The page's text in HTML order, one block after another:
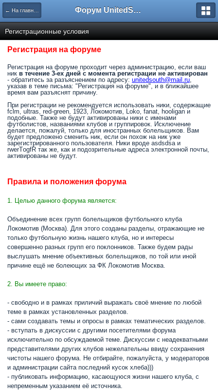
← На главную Форум UnitedSouth
Регистрационные условия
Регистрация на форуме
Регистрация на форуме проходит через администрацию, если ваш
ник в течение 3-ех дней с момента регистрации не активирован
- обратитесь за разъяснением по адресу: unitedsouth@mail.ru,
указав в теме письма: "Регистрация на форуме", и в ближайшее
время вам разъяснят причину.
При регистрации не рекомендуется использовать ники, содержащие
fclm, ultras, red-green, 1923, Локомотив, Loko, fanat, hooligan и
подобные. Также не будут активированы ники с именами
футболистов, названиями клубов и группировок. Исключение
делается, пожалуй, только для иностранных болельщиков. Вам
будет предложено сменить ник, если он похож на ник уже
зарегистрированного пользователя. Ники вроде asdsdsa и
rwerTоgfR так же, как и подозрительные адреса электронной почты,
активированы не будут.
Правила и положения форума
1. Целью данного форума является:
Объединение всех групп болельщиков футбольного клуба
Локомотив (Москва). Для этого созданы разделы, отражающие не
только футбольную жизнь нашего клуба, но и интересы
совершенно разных групп его поклонников. Также будем рады
выслушать мнение объективных болельщиков, по той или иной
причине ещё не болеющих за ФК Локомотив Москва.
2. Вы имеете право:
- свободно и в рамках приличий выражать своё мнение по любой
теме в рамках установленных разделов.
- сами создавать темы и опросы в рамках тематических разделов.
- вступать в дискуссии с другими посетителями форума
исключительно по обсуждаемой теме. Дискуссии с неадекватными
представителями других клубов нежелательны ввиду сохранения
чистоты нашего форума. Не отбирайте, пожалуйста, у модераторов
и администрации сайта последний кусок хлеба)))
- публиковать информацию, касающуюся жизни нашего клуба, с
непременным указанием её источника.